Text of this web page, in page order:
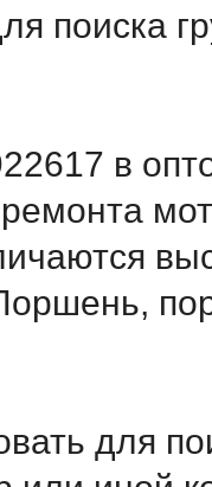
поиска
в
для